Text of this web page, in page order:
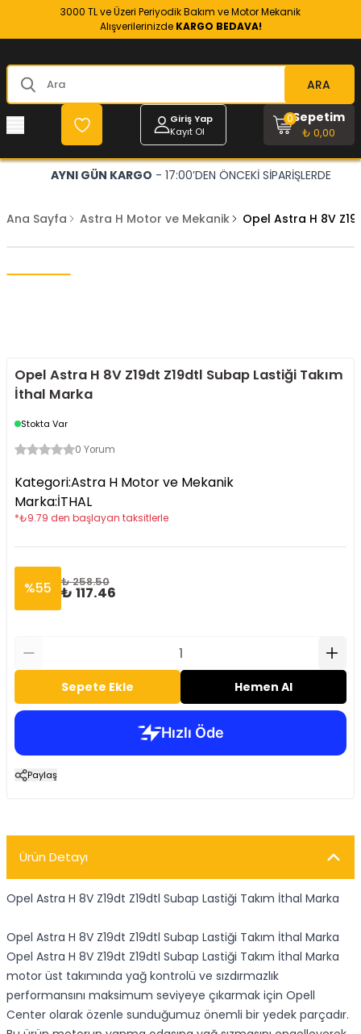
3000 TL ve Üzeri Periyodik Bakım ve Motor Mekanik
Alışverilerinizde KARGO BEDAVA!
ARA
Giriş Yap
Kayıt Ol
Sepetim
₺ 0,00
0
AYNI GÜN KARGO - 17:00’DEN ÖNCEKİ SİPARİŞLERDE
Ana Sayfa Astra H Motor ve Mekanik Opel Astra H 8V
Opel Astra H 8V Z19dt Z19dtl Subap Lastiği Takım
İthal Marka
Stokta Var
0 Yorum
Kategori:Astra H Motor ve Mekanik
Marka:İTHAL
*₺9.79 den başlayan taksitlerle
%55 ₺ 258.50
₺ 117.46
Sepete Ekle Hemen Al
Paylaş
Ürün Detayı
Opel Astra H 8V Z19dt Z19dtl Subap Lastiği Takım İthal Marka
Opel Astra H 8V Z19dt Z19dtl Subap Lastiği Takım İthal Marka
Opel Astra H 8V Z19dt Z19dtl Subap Lastiği Takım İthal Marka
motor üst takımında yağ kontrolü ve sızdırmazlık
performansını maksimum seviyeye çıkarmak için Opell
Center olarak özenle sunduğumuz önemli bir yedek parçadır.